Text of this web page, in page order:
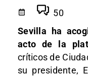
50
Sevilla ha
acto de la
críticos de
su presidente,